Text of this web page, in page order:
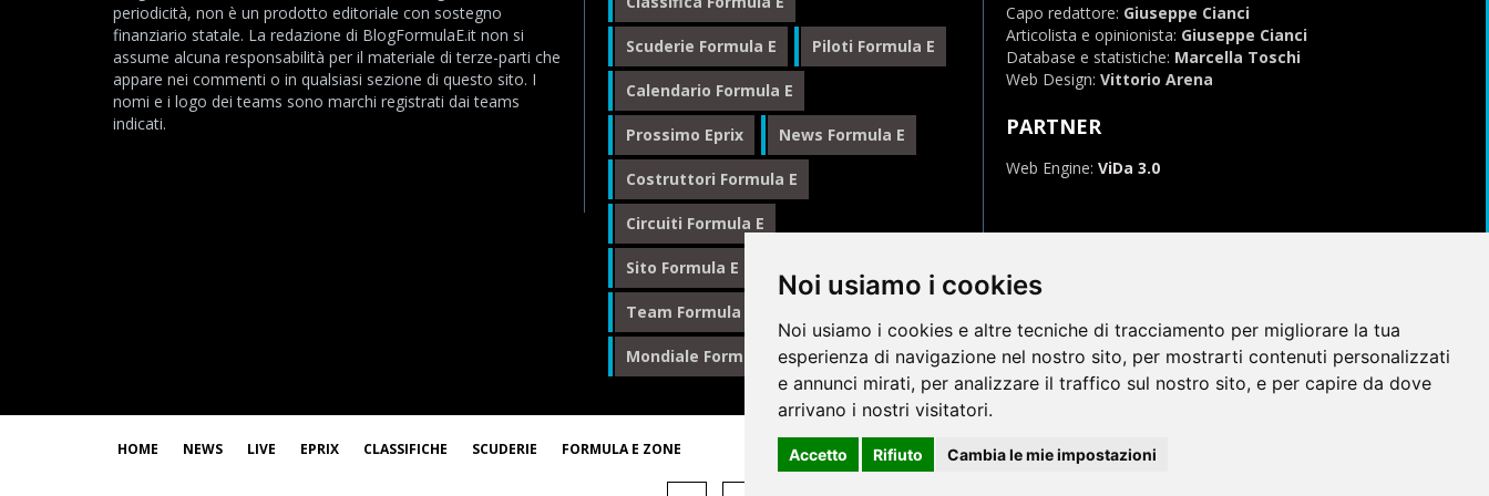
Noi usiamo i cookies
Noi usiamo i cookies e altre tecniche di tracciamento per migliorare la tua
esperienza di navigazione nel nostro sito, per mostrarti contenuti personalizzati
e annunci mirati, per analizzare il traffico sul nostro sito, e per capire da dove
arrivano i nostri visitatori.
Accetto Rifiuto Cambia le mie impostazioni
periodicità, non è un prodotto editoriale con sostegno
finanziario statale. La redazione di BlogFormulaE.it non si
assume alcuna responsabilità per il materiale di terze-parti che
appare nei commenti o in qualsiasi sezione di questo sito. I
nomi e i logo dei teams sono marchi registrati dai teams
indicati.
Scuderie Formula E Piloti Formula E
Calendario Formula E
Prossimo Eprix News Formula E
Costruttori Formula E
Circuiti Formula E
Sito Formula E Italiano
Team Formula E
Mondiale Formula E Formula E
Capo redattore: Giuseppe Cianci
Articolista e opinionista: Giuseppe Cianci
Database e statistiche: Marcella Toschi
Web Design: Vittorio Arena
PARTNER
Web Engine: ViDa 3.0
HOME NEWS LIVE EPRIX CLASSIFICHE SCUDERIE FORMULA E ZONE © 1996-2026, tutti i marchi appartengono ai rispettivi proprietari